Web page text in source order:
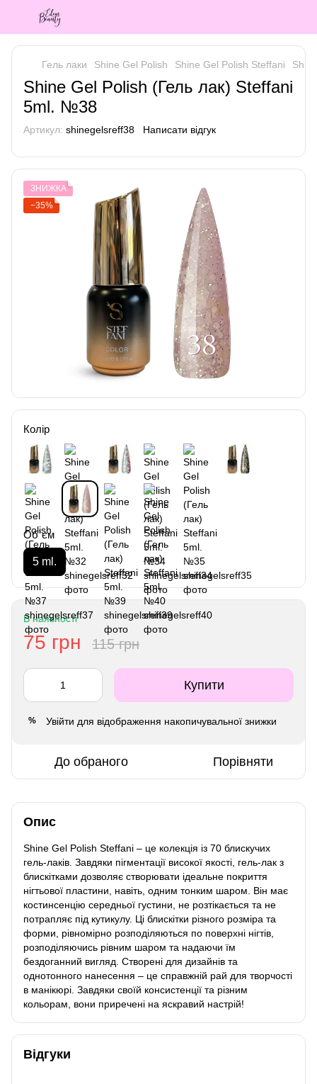
Гель лаки Shine Gel Polish Shine Gel Polish Steffani
Shine Gel Polish (Гель лак) Steffani
5ml. №38
Артикул: shinegelsreff38 Написати відгук
ЗНИЖКА
−35%
Колір
Об`єм
5 ml.
В наявності
75 грн 115 грн
Купити
% Увійти для відображення накопичувальної знижки
До обраного Порівняти
Опис
Shine Gel Polish Steffani – це колекція із 70 блискучих
гель-лаків. Завдяки пігментації високої якості, гель-лак з
блискітками дозволяє створювати ідеальне покриття
нігтьової пластини, навіть, одним тонким шаром. Він має
костинсенцію середньої густини, не розтікається та не
потрапляє під кутикулу. Ці блискітки різного розміра та
форми, рівномірно розподіляються по поверхні нігтів,
розподіляючись рівним шаром та надаючи їм
бездоганний вигляд. Створені для дизайнів та
однотонного нанесення – це справжній рай для творчості
в манікюрі. Завдяки своїй консистенції та різним
кольорам, вони приречені на яскравий настрій!
Відгуки